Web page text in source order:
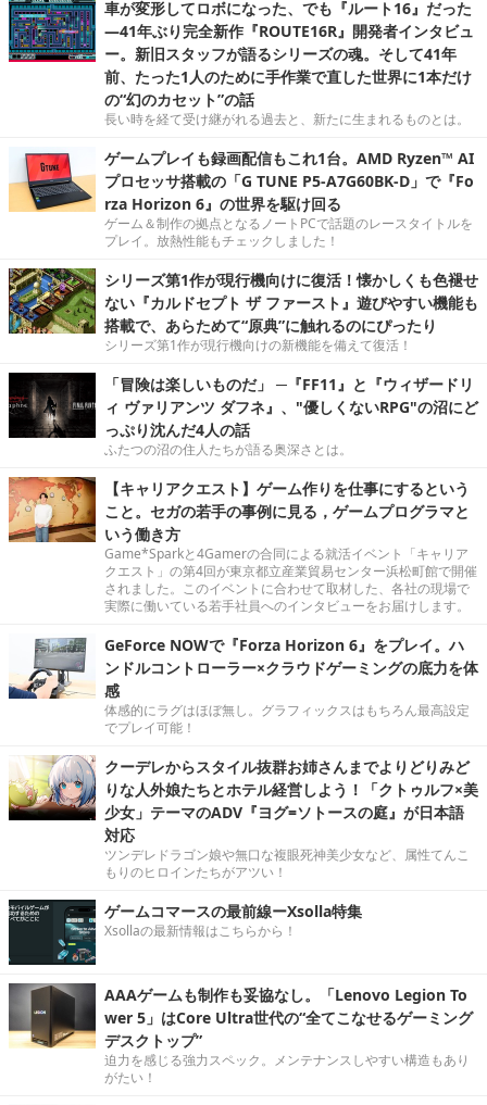
車が変形してロボになった、でも『ルート16』だった
―41年ぶり完全新作『ROUTE16R』開発者インタビュ
ー。新旧スタッフが語るシリーズの魂。そして41年
前、たった1人のために手作業で直した世界に1本だけ
の“幻のカセット”の話
長い時を経て受け継がれる過去と、新たに生まれるものとは。
ゲームプレイも録画配信もこれ1台。AMD Ryzen™ AI
プロセッサ搭載の「G TUNE P5-A7G60BK-D」で『Fo
rza Horizon 6』の世界を駆け回る
ゲーム＆制作の拠点となるノートPCで話題のレースタイトルを
プレイ。放熱性能もチェックしました！
シリーズ第1作が現行機向けに復活！懐かしくも色褪せ
ない『カルドセプト ザ ファースト』遊びやすい機能も
搭載で、あらためて“原典”に触れるのにぴったり
シリーズ第1作が現行機向けの新機能を備えて復活！
「冒険は楽しいものだ」 ─『FF11』と『ウィザードリ
ィ ヴァリアンツ ダフネ』、"優しくないRPG"の沼にど
っぷり沈んだ4人の話
ふたつの沼の住人たちが語る奥深さとは。
【キャリアクエスト】ゲーム作りを仕事にするという
こと。セガの若手の事例に見る，ゲームプログラマと
いう働き方
Game*Sparkと4Gamerの合同による就活イベント「キャリア
クエスト」の第4回が東京都立産業貿易センター浜松町館で開催
されました。このイベントに合わせて取材した、各社の現場で
実際に働いている若手社員へのインタビューをお届けします。
GeForce NOWで『Forza Horizon 6』をプレイ。ハ
ンドルコントローラー×クラウドゲーミングの底力を体
感
体感的にラグはほぼ無し。グラフィックスはもちろん最高設定
でプレイ可能！
クーデレからスタイル抜群お姉さんまでよりどりみど
りな人外娘たちとホテル経営しよう！「クトゥルフ×美
少女」テーマのADV『ヨグ=ソトースの庭』が日本語
対応
ツンデレドラゴン娘や無口な複眼死神美少女など、属性てんこ
もりのヒロインたちがアツい！
ゲームコマースの最前線ーXsolla特集
Xsollaの最新情報はこちらから！
AAAゲームも制作も妥協なし。「Lenovo Legion To
wer 5」はCore Ultra世代の“全てこなせるゲーミング
デスクトップ”
迫力を感じる強力スペック。メンテナンスしやすい構造もあり
がたい！